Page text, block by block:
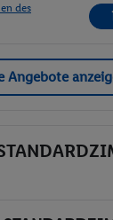
des
Angebote